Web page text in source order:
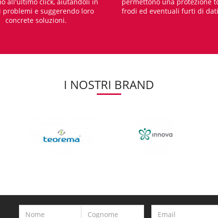
problemi e suggerendo loro
concrete soluzioni.
frodi ed eventuali furti di
I NOSTRI BRAND